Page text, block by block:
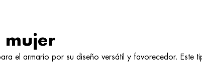
mujer
el armario por su diseño versátil y favorecedor. Este